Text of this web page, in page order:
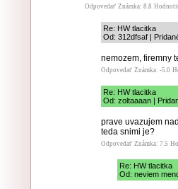
Odpovedať Známka: 8.8
Re: HW tlacitka
Od: 312dfsaf |
nemozem, firemny
Odpovedať Známka: -5.0
Re: HW tlacitka
Od: zoltaaaan |
prave uvazujem
teda snimi je?
Odpovedať Známka: 7.5
Re: HW tlacitka
Od: neviem